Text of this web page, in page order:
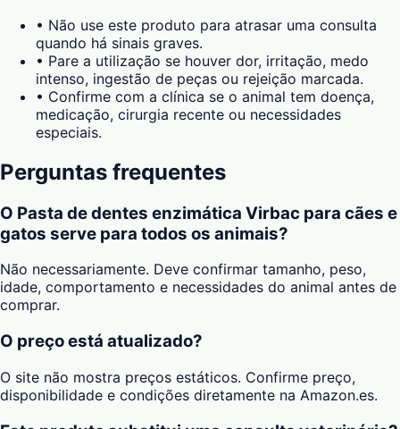
• Não use este produto para atrasar uma consulta
quando há sinais graves.
• Pare a utilização se houver dor, irritação, medo
intenso, ingestão de peças ou rejeição marcada.
• Confirme com a clínica se o animal tem doença,
medicação, cirurgia recente ou necessidades
especiais.
Perguntas frequentes
O Pasta de dentes enzimática Virbac para cães e
gatos serve para todos os animais?
Não necessariamente. Deve confirmar tamanho, peso,
idade, comportamento e necessidades do animal antes de
comprar.
O preço está atualizado?
O site não mostra preços estáticos. Confirme preço,
disponibilidade e condições diretamente na Amazon.es.